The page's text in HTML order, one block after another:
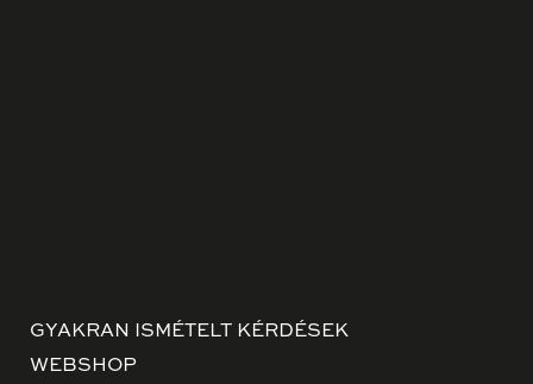
GYAKRAN ISMÉTELT KÉRDÉSEK
WEBSHOP